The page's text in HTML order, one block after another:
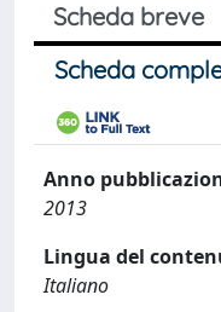
Scheda breve
Scheda
Anno
2013
Lingua del
Italiano